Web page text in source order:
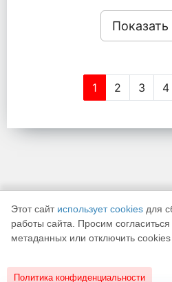
1 2 3 4
К началу
Этот сайт использует cookies для
работы сайта. Просим
метаданных или отключить cookies
Политика конфиденциальности